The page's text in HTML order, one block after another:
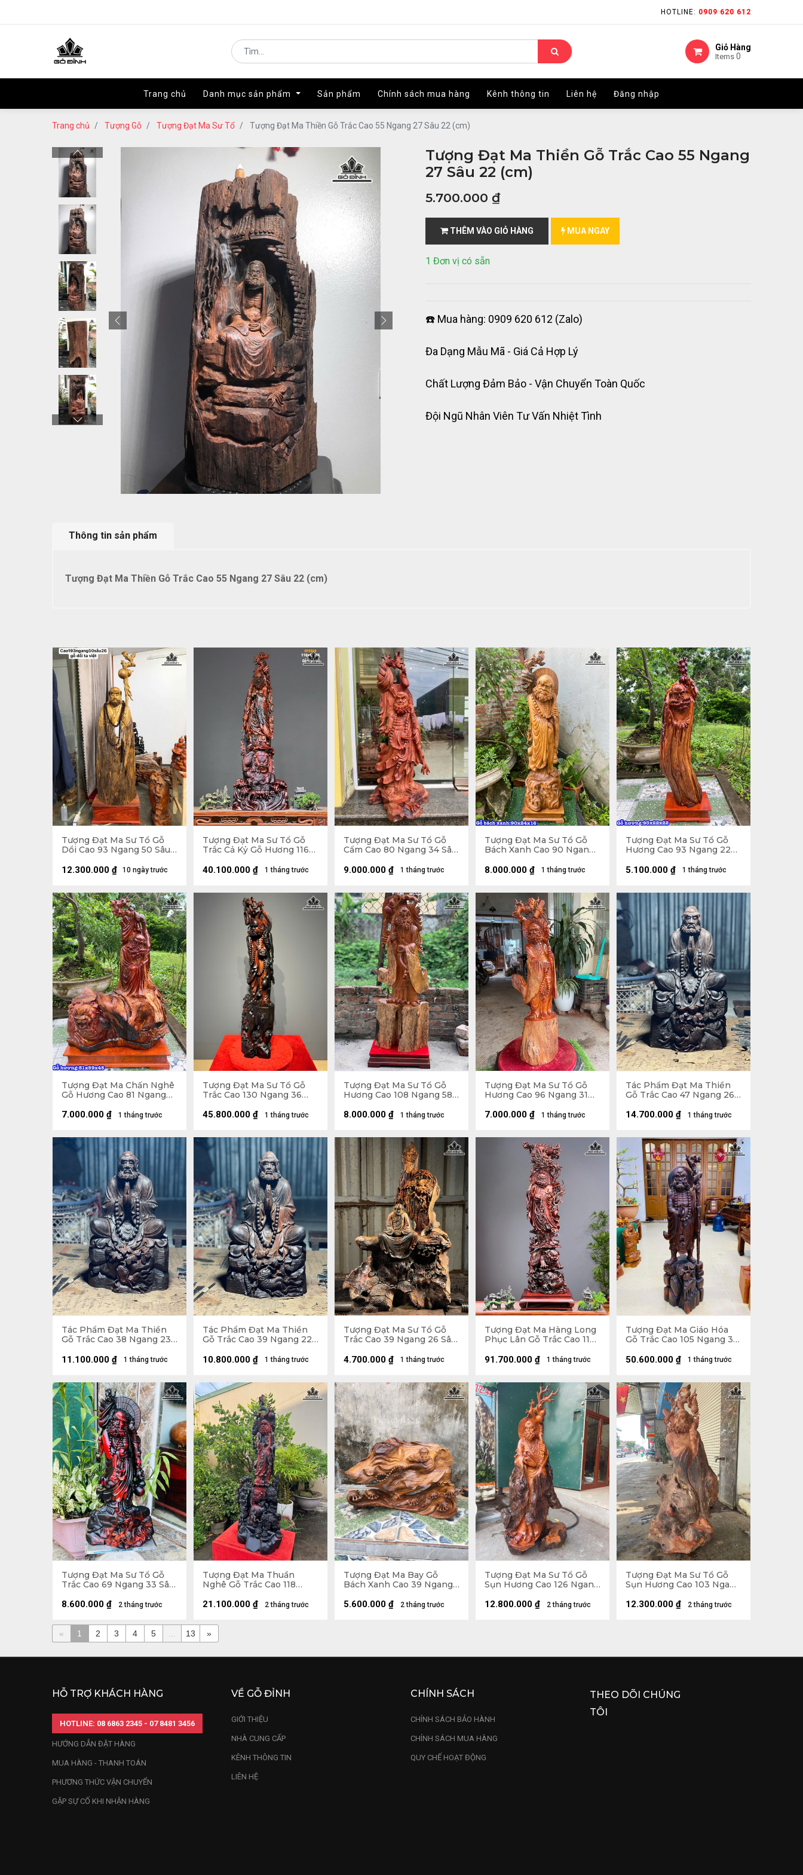
HOTLINE: 0909 620 612
Giỏ Hàng
Items 0
Trang chủ Danh mục sản phẩm Sản phẩm Chính sách mua hàng Kênh thông tin Liên hệ Đăng nhập
HOTLINE: 0909 620 612
Giỏ Hàng
Items 0
Trang chủ Danh mục sản phẩm Sản phẩm Chính sách mua hàng Kênh thông tin Liên hệ Đăng nhập
Trang chủ Tượng Gỗ Tượng Đạt Ma Sư Tổ Tượng Đạt Ma Thiền Gỗ Trắc Cao 55 Ngang 27 Sâu 22 (cm)
Tượng Đạt Ma Thiền Gỗ Trắc Cao 55 Ngang
27 Sâu 22 (cm)
5.700.000 ₫
THÊM VÀO GIỎ HÀNG MUA NGAY
1 Đơn vị có sẵn
☎️ Mua hàng: 0909 620 612 (Zalo)
Đa Dạng Mẫu Mã - Giá Cả Hợp Lý
Chất Lượng Đảm Bảo - Vận Chuyển Toàn Quốc
Đội Ngũ Nhân Viên Tư Vấn Nhiệt Tình
Thông tin sản phẩm
Tượng Đạt Ma Thiền Gỗ Trắc Cao 55 Ngang 27 Sâu 22 (cm)
Tượng Đạt Ma Sư Tổ Gỗ
Dổi Cao 93 Ngang 50 Sâu
10 ngày trước
12.300.000 ₫
Tượng Đạt Ma Sư Tổ Gỗ
Trắc Cả Kỷ Gỗ Hương 116
Không Kỷ 103
1 tháng trước
40.100.000 ₫
Tượng Đạt Ma Sư Tổ Gỗ
Cẩm Cao 80 Ngang 34 Sâu
1 tháng trước
9.000.000 ₫
Tượng Đạt Ma Sư Tổ Gỗ
Bách Xanh Cao 90 Ngang
1 tháng trước
8.000.000 ₫
Tượng Đạt Ma Sư Tổ Gỗ
Hương Cao 93 Ngang 22
1 tháng trước
5.100.000 ₫
Tượng Đạt Ma Chấn Nghê
Gỗ Hương Cao 81 Ngang
1 tháng trước
7.000.000 ₫
Tượng Đạt Ma Sư Tổ Gỗ
Trắc Cao 130 Ngang 36
1 tháng trước
45.800.000 ₫
Tượng Đạt Ma Sư Tổ Gỗ
Hương Cao 108 Ngang 58
1 tháng trước
8.000.000 ₫
Tượng Đạt Ma Sư Tổ Gỗ
Hương Cao 96 Ngang 31
1 tháng trước
7.000.000 ₫
Tác Phẩm Đạt Ma Thiền
Gỗ Trắc Cao 47 Ngang 26
1 tháng trước
14.700.000 ₫
Tác Phẩm Đạt Ma Thiền
Gỗ Trắc Cao 38 Ngang 23
1 tháng trước
11.100.000 ₫
Tác Phẩm Đạt Ma Thiền
Gỗ Trắc Cao 39 Ngang 22
1 tháng trước
10.800.000 ₫
Tượng Đạt Ma Sư Tổ Gỗ
Trắc Cao 39 Ngang 26 Sâu
1 tháng trước
4.700.000 ₫
Tượng Đạt Ma Hàng Long
Phục Lân Gỗ Trắc Cao 112
1 tháng trước
91.700.000 ₫
Tượng Đạt Ma Giáo Hóa
Gỗ Trắc Cao 105 Ngang 30
1 tháng trước
50.600.000 ₫
Tượng Đạt Ma Sư Tổ Gỗ
Trắc Cao 69 Ngang 33 Sâu
2 tháng trước
8.600.000 ₫
Tượng Đạt Ma Thuần
Nghê Gỗ Trắc Cao 118
2 tháng trước
21.100.000 ₫
Tượng Đạt Ma Bay Gỗ
Bách Xanh Cao 39 Ngang
2 tháng trước
5.600.000 ₫
Tượng Đạt Ma Sư Tổ Gỗ
Sụn Hương Cao 126 Ngang
2 tháng trước
12.800.000 ₫
Tượng Đạt Ma Sư Tổ Gỗ
Sụn Hương Cao 103 Ngang
2 tháng trước
12.300.000 ₫
« 1 2 3 4 5 13 »
HỖ TRỢ KHÁCH HÀNG
HOTLINE: 08 6863 2345 - 07 8481 3456
HƯỚNG DẪN ĐẶT HÀNG
MUA HÀNG - THANH TOÁN
PHƯƠNG THỨC VẬN CHUYỂN
GẶP SỰ CỐ KHI NHẬN HÀNG
VỀ GỖ ĐỈNH
GIỚI THIỆU
NHÀ CUNG CẤP
KÊNH THÔNG TIN
LIÊN HỆ
CHÍNH SÁCH
CHÍNH SÁCH BẢO HÀNH
CHÍNH SÁCH MUA HÀNG
QUY CHẾ HOẠT ĐỘNG
THEO DÕI CHÚNG
TÔI